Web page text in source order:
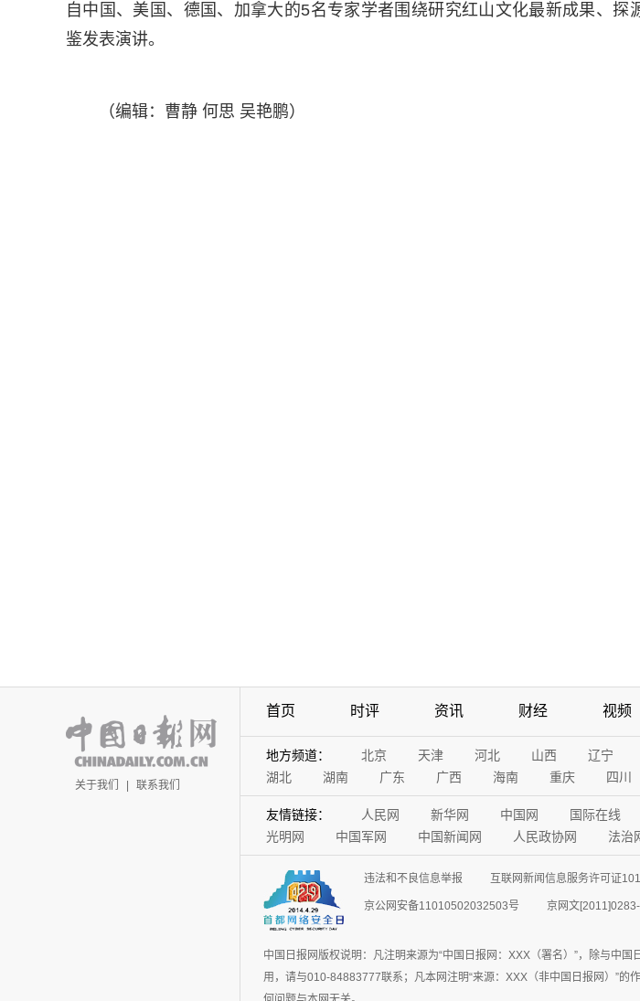
自中国、美国、德国、加拿大的5名专家学者围绕研究红山文化最新成果、探
鉴发表演讲。
（编辑：曹静 何思 吴艳鹏）
关于我们 | 联系我们
首页 时评 资讯 财经 视频
地方频道： 北京 天津 河北 山西 辽宁
湖北
湖南 广东 广西 海南 重庆 四川
友情链接： 人民网 新华网 中国网 国际在线
光明网
中国军网 中国新闻网 人民政协网 法治
违法和不良信息举报 互联网新闻信息服务许可证
京公网安备11010502032503号 京网文
中国日报网版权说明：凡注明来源为“中国日报网：XXX（署名）”，除与中
用，请与010-84883777联系；凡本网注明“来源：XXX（非中国日报网）”